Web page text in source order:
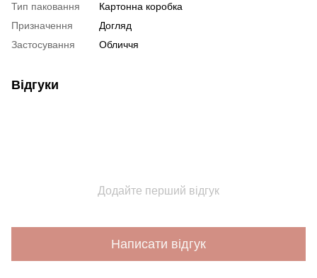
Тип паковання
Картонна коробка
Призначення
Догляд
Застосування
Обличчя
Відгуки
Додайте перший відгук
Написати відгук